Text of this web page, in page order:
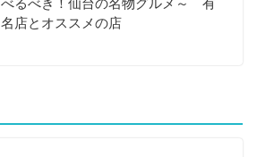
べるべき！仙台の名物グルメ～ 有
名店とオススメの店